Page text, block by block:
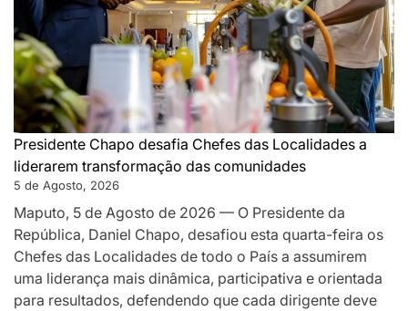
da
de
e
desafia-
os
o
local
Presidente Chapo desafia Chefes das Localidades a
liderarem transformação das comunidades
5 de Agosto, 2026
Maputo, 5 de Agosto de 2026 — O Presidente da
República, Daniel Chapo, desafiou esta quarta-feira os
Chefes das Localidades de todo o País a assumirem
uma liderança mais dinâmica, participativa e orientada
para resultados, defendendo que cada dirigente deve